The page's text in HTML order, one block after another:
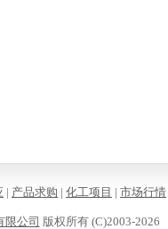
| 产品求购 | 化工项目 | 市场行情
限公司 版权所有 (C)2003-2026